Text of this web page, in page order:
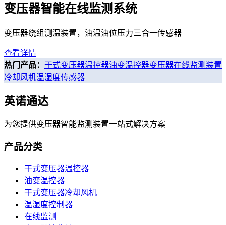
变压器智能在线监测系统
变压器绕组测温装置，油温油位压力三合一传感器
查看详情
热门产品： 干式变压器温控器油变温控器变压器在线监测装置
冷却风机温湿度传感器
英诺通达
为您提供变压器智能监测装置一站式解决方案
产品分类
干式变压器温控器
油变温控器
干式变压器冷却风机
温湿度控制器
在线监测